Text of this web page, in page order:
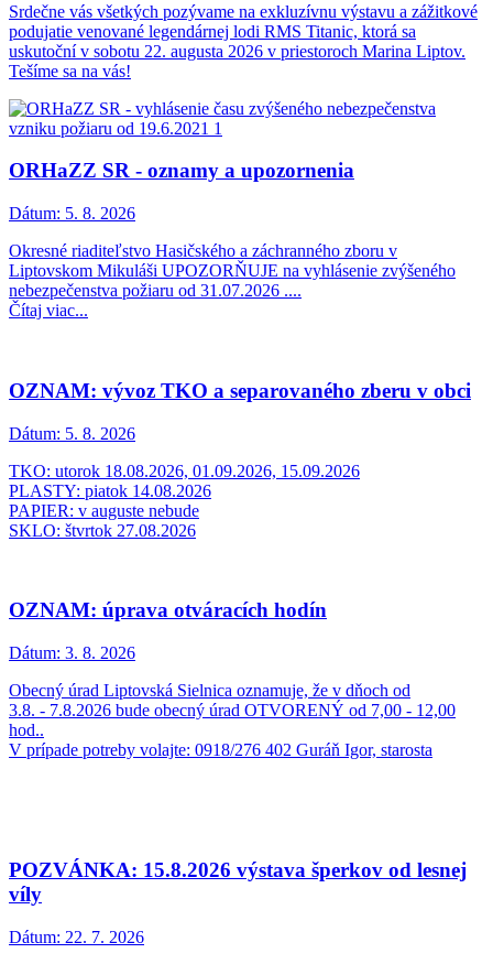
Srdečne vás všetkých pozývame na exkluzívnu výstavu a zážitkové
podujatie venované legendárnej lodi RMS Titanic, ktorá sa
uskutoční v sobotu 22. augusta 2026 v priestoroch Marina Liptov.
Tešíme sa na vás!
ORHaZZ SR - oznamy a upozornenia
Dátum: 5. 8. 2026
Okresné riaditeľstvo Hasičského a záchranného zboru v
Liptovskom Mikuláši UPOZORŇUJE na vyhlásenie zvýšeného
nebezpečenstva požiaru od 31.07.2026 ....
Čítaj viac...
OZNAM: vývoz TKO a separovaného zberu v obci
Dátum: 5. 8. 2026
TKO: utorok 18.08.2026, 01.09.2026, 15.09.2026
PLASTY: piatok 14.08.2026
PAPIER: v auguste nebude
SKLO: štvrtok 27.08.2026
OZNAM: úprava otváracích hodín
Dátum: 3. 8. 2026
Obecný úrad Liptovská Sielnica oznamuje, že v dňoch od
3.8. - 7.8.2026 bude obecný úrad OTVORENÝ od 7,00 - 12,00
hod..
V prípade potreby volajte: 0918/276 402 Guráň Igor, starosta
POZVÁNKA: 15.8.2026 výstava šperkov od lesnej
víly
Dátum: 22. 7. 2026